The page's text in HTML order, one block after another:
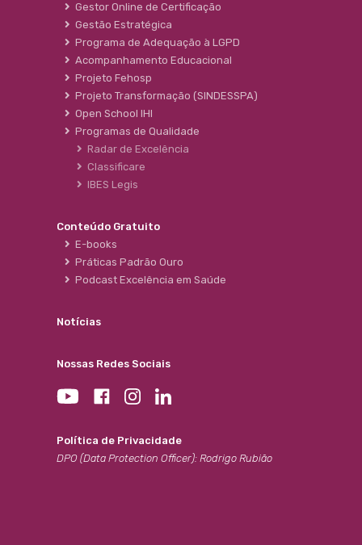
Gestor Online de Certificação
Gestão Estratégica
Programa de Adequação à LGPD
Acompanhamento Educacional
Projeto Fehosp
Projeto Transformação (SINDESSPA)
Open School IHI
Programas de Qualidade
Radar de Excelência
Classificare
IBES Legis
Conteúdo Gratuito
E-books
Práticas Padrão Ouro
Podcast Excelência em Saúde
Notícias
Nossas Redes Sociais
Política de Privacidade
DPO (Data Protection Officer): Rodrigo Rubião